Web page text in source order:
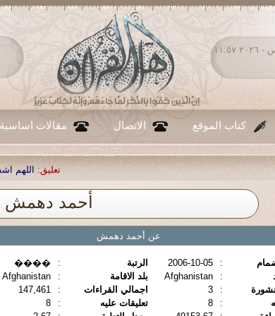
الخميس ٠٦ - أغسطس - ٢٠٢٦ ١١:٥٧
كتاب الموقع الاتصال مقالات اساسية
اللهم اشفي
أحمد دهمش
عن أحمد دهمش
:
2006-10-05 الرتبة :
����
:
Afghanistan بلد الاقامة :
Afghanistan
:
3 اجمالي القراءات :
147,461
:
8 تعليقات عليه :
8